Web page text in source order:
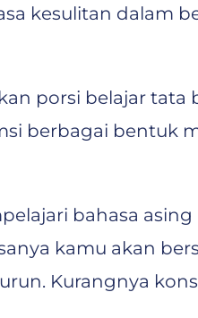
kesulitan dalam
porsi belajar
berbagai bentuk
bahasa
kamu akan
Kurangnya